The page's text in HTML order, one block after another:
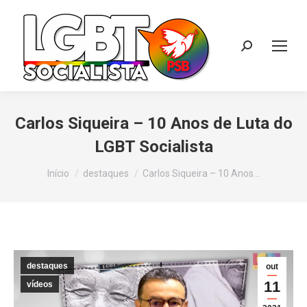
Search:
Carlos Siqueira – 10 Anos de Luta do
LGBT Socialista
Você está aqui:
Início destaques Carlos Siqueira – 10 Anos…
out
11
destaques
vídeos